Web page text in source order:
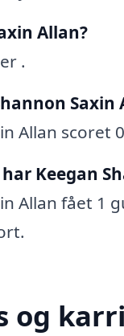
Allan?
.
Saxin
Allan scoret
Keegan
Allan fået 1
og